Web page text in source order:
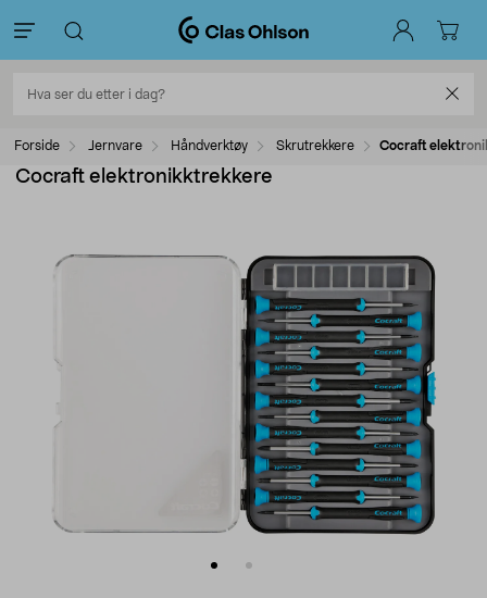
Forside Jernvare Håndverktøy Skrutrekkere Cocraft
Cocraft elektronikktrekkere